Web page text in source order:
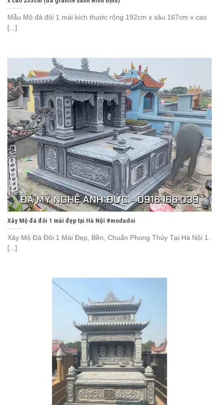
Mẫu Mộ đá đôi 1 mái kích thước rộng 192cm x sâu 167cm x cao
[...]
Xây Mộ đá đôi 1 mái đẹp tại Hà Nội #modadoi
Xây Mộ Đá Đôi 1 Mái Đẹp, Bền, Chuẩn Phong Thủy Tại Hà Nội 1.
[...]